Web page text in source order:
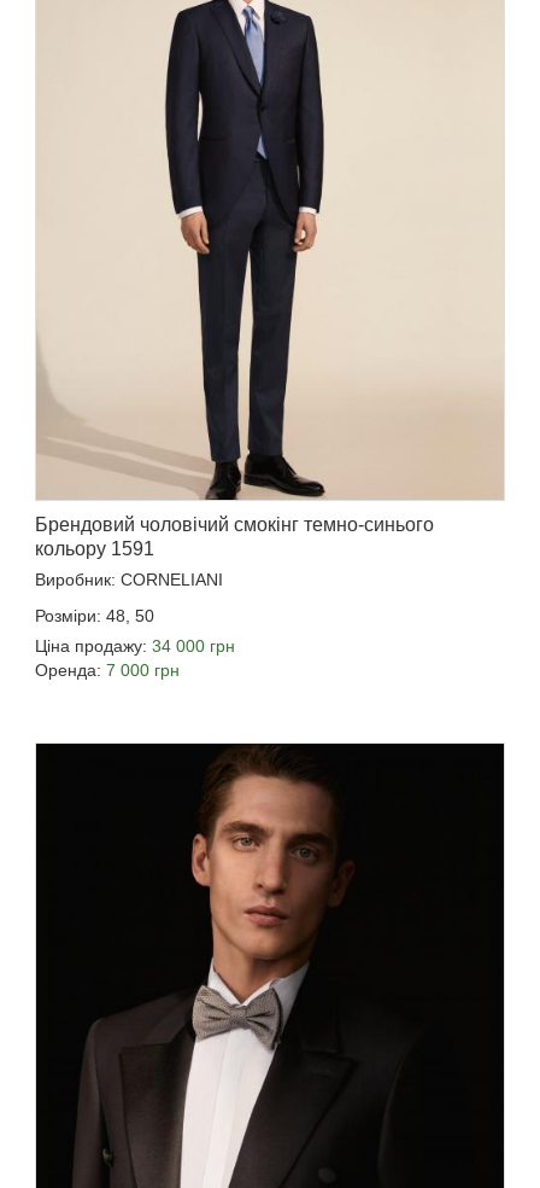
Брендовий чоловічий смокінг темно-синього
кольору 1591
Виробник: CORNELIANI
Розміри: 48, 50
Ціна продажу: 34 000 грн
Оренда: 7 000 грн